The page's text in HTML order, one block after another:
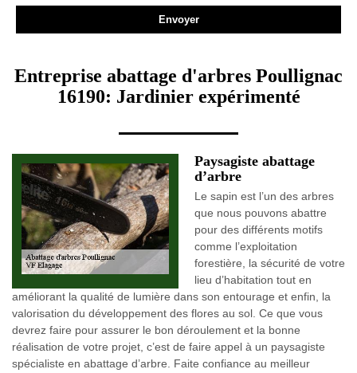
Entreprise abattage d'arbres Poullignac
16190: Jardinier expérimenté
Paysagiste abattage
d’arbre
Le sapin est l’un des arbres
que nous pouvons abattre
pour des différents motifs
comme l’exploitation
forestière, la sécurité de votre
lieu d’habitation tout en
améliorant la qualité de lumière dans son entourage et enfin, la
valorisation du développement des flores au sol. Ce que vous
devrez faire pour assurer le bon déroulement et la bonne
réalisation de votre projet, c’est de faire appel à un paysagiste
spécialiste en abattage d’arbre. Faite confiance au meilleur